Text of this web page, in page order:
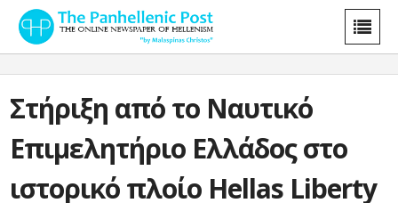
Στήριξη από το Ναυτικό
Επιμελητήριο Ελλάδος στο
ιστορικό πλοίο Hellas Liberty